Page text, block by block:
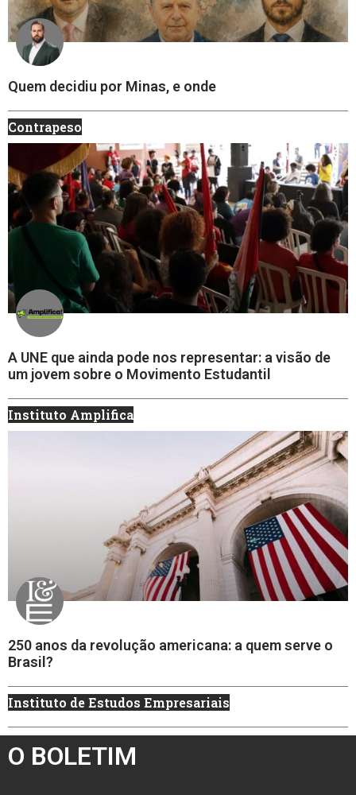
Quem decidiu por Minas, e onde
Contrapeso
A UNE que ainda pode nos representar: a visão de
um jovem sobre o Movimento Estudantil
Instituto Amplifica
250 anos da revolução americana: a quem serve o
Brasil?
Instituto de Estudos Empresariais
O BOLETIM